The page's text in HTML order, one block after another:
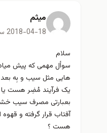
میثم
2018-04-18 ساعت 15:06
سلام
سوأل مهمی که پیش
هایی مثل سیب و بِه بعد
یک فرآیند مُضِر هست
بعبارتی مصرف سیب
آفتاب قرار گرفته و
هست ؟